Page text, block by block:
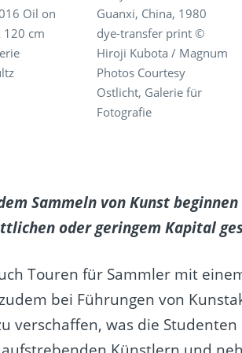
Oil on
120 cm
Guanxi, China, 1980
dye-transfer print ©
Hiroji Kubota / Magnum
Photos Courtesy
Ostlicht, Galerie für
Fotografie
Sammeln von Kunst
oder geringem Kapital
Touren für Sammler mit
bei Führungen von
verschaffen, was die